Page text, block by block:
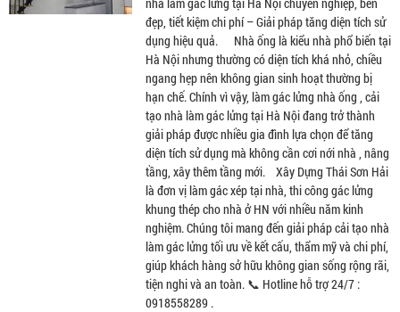
đẹp, tiết kiệm chi phí – Giải pháp tăng diện tích sử
dụng hiệu quả. Nhà ống là kiểu nhà phổ biến tại
Hà Nội nhưng thường có diện tích khá nhỏ, chiều
ngang hẹp nên không gian sinh hoạt thường bị
hạn chế. Chính vì vậy, làm gác lửng nhà ống , cải
tạo nhà làm gác lửng tại Hà Nội đang trở thành
giải pháp được nhiều gia đình lựa chọn để tăng
diện tích sử dụng mà không cần cơi nới nhà , nâng
tầng, xây thêm tầng mới. Xây Dựng Thái Sơn Hải
là đơn vị làm gác xép tại nhà, thi công gác lửng
khung thép cho nhà ở HN với nhiều năm kinh
nghiệm. Chúng tôi mang đến giải pháp cải tạo nhà
làm gác lửng tối ưu về kết cấu, thẩm mỹ và chi phí,
giúp khách hàng sở hữu không gian sống rộng rãi,
tiện nghi và an toàn. 📞 Hotline hỗ trợ 24/7 :
0918558289 .